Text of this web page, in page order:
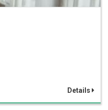
Details